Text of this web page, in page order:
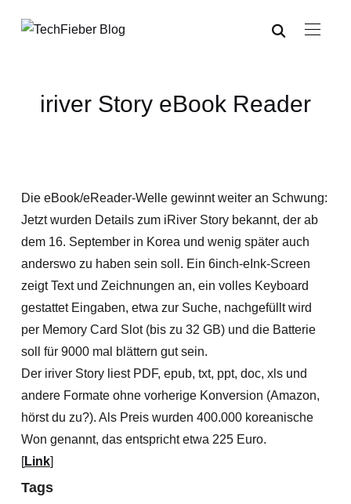
iriver Story eBook Reader
Die eBook/eReader-Welle gewinnt weiter an Schwung:
Jetzt wurden Details zum iRiver Story bekannt, der ab
dem 16. September in Korea und wenig später auch
anderswo zu haben sein soll. Ein 6inch-eInk-Screen
zeigt Text und Zeichnungen an, ein volles Keyboard
gestattet Eingaben, etwa zur Suche, nachgefüllt wird
per Memory Card Slot (bis zu 32 GB) und die Batterie
soll für 9000 mal blättern gut sein.
Der iriver Story liest PDF, epub, txt, ppt, doc, xls und
andere Formate ohne vorherige Konversion (Amazon,
hörst du zu?). Als Preis wurden 400.000 koreanische
Won genannt, das entspricht etwa 225 Euro.
[Link]
Tags